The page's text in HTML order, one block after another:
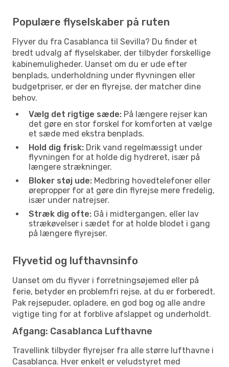
Populære flyselskaber på ruten
Flyver du fra Casablanca til Sevilla? Du finder et
bredt udvalg af flyselskaber, der tilbyder forskellige
kabinemuligheder. Uanset om du er ude efter
benplads, underholdning under flyvningen eller
budgetpriser, er der en flyrejse, der matcher dine
behov.
Vælg det rigtige sæde: På længere rejser kan
det gøre en stor forskel for komforten at vælge
et sæde med ekstra benplads.
Hold dig frisk: Drik vand regelmæssigt under
flyvningen for at holde dig hydreret, især på
længere strækninger.
Bloker støj ude: Medbring hovedtelefoner eller
ørepropper for at gøre din flyrejse mere fredelig,
især under natrejser.
Stræk dig ofte: Gå i midtergangen, eller lav
strækøvelser i sædet for at holde blodet i gang
på længere flyrejser.
Flyvetid og lufthavnsinfo
Uanset om du flyver i forretningsøjemed eller på
ferie, betyder en problemfri rejse, at du er forberedt.
Pak rejsepuder, opladere, en god bog og alle andre
vigtige ting for at forblive afslappet og underholdt.
Afgang: Casablanca Lufthavne
Travellink tilbyder flyrejser fra alle større lufthavne i
Casablanca. Hver enkelt er veludstyret med